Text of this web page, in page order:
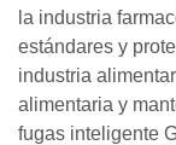
la industria
estándares y
industria
alimentaria y
fugas inteligente